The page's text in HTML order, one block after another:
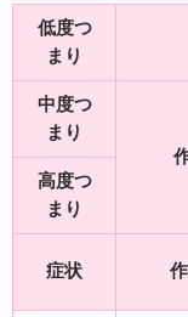
低度つ
まり
中度つ
まり
高度つ
まり
症状